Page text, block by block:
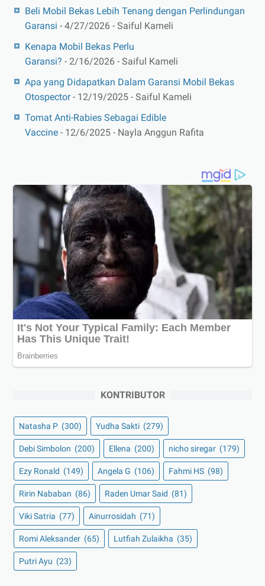
Beli Mobil Bekas Lebih Tenang dengan Perlindungan
Garansi - 4/27/2026 - Saiful Kameli
Kenapa Mobil Bekas Perlu
Garansi? - 2/16/2026 - Saiful Kameli
Apa yang Didapatkan Dalam Garansi Mobil Bekas
Otospector- 12/19/2025 - Saiful Kameli
Tomat Anti-Rabies Sebagai Edible
Vaccine - 12/6/2025 - Nayla Anggun Rafita
KONTRIBUTOR
Natasha P (300) Yudha Sakti (279)
Debi Simbolon (200) Ellena (200) nicho siregar (179)
Ezy Ronald (149) Angela G (106) Fahmi HS (98)
Ririn Nababan (86) Raden Umar Said (81)
Viki Satria (77) Ainurrosidah (71)
Romi Aleksander (65) Lutfiah Zulaikha (35)
Putri Ayu (23)